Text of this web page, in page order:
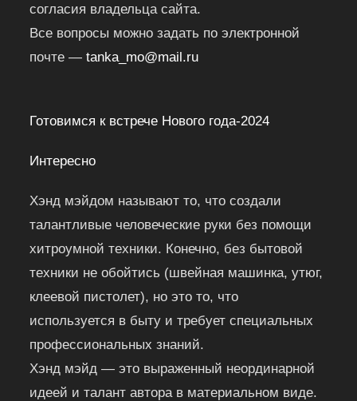
согласия владельца сайта.
Все вопросы можно задать по электронной
почте —tanka_mo@mail.ru
Готовимся к встрече Нового года-2024
Интересно
Хэнд мэйдом называют то, что создали
талантливые человеческие руки без помощи
хитроумной техники. Конечно, без бытовой
техники не обойтись (швейная машинка, утюг,
клеевой пистолет), но это то, что
используется в быту и требует специальных
профессиональных знаний.
Хэнд мэйд — это выраженный неординарной
идеей и талант автора в материальном виде.